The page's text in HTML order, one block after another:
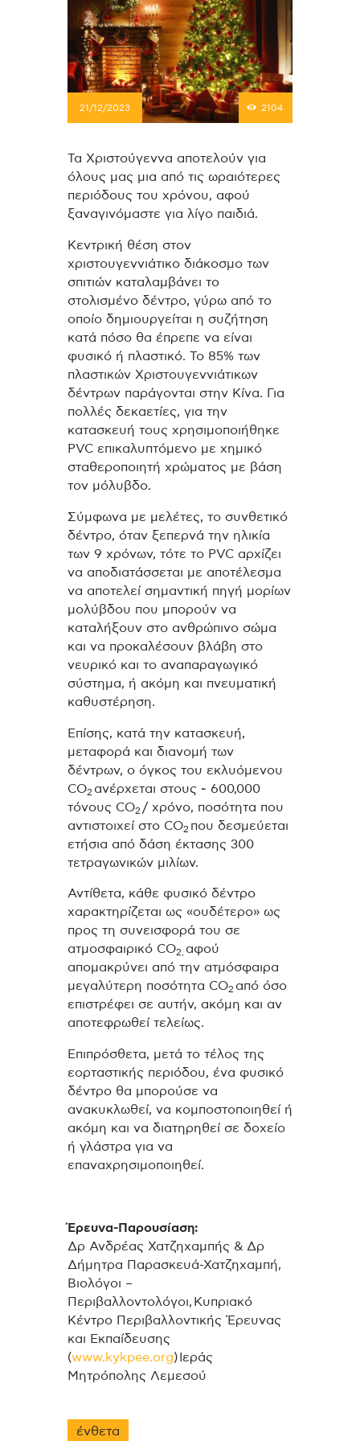
21/12/2023 2104
Τα Χριστούγεννα αποτελούν για
όλους μας μια από τις ωραιότερες
περιόδους του χρόνου, αφού
ξαναγινόμαστε για λίγο παιδιά.
Κεντρική θέση στον
χριστουγεννιάτικο διάκοσμο των
σπιτιών καταλαμβάνει το
στολισμένο δέντρο, γύρω από το
οποίο δημιουργείται η συζήτηση
κατά πόσο θα έπρεπε να είναι
φυσικό ή πλαστικό. Το 85% των
πλαστικών Χριστουγεννιάτικων
δέντρων παράγονται στην Κίνα. Για
πολλές δεκαετίες, για την
κατασκευή τους χρησιμοποιήθηκε
PVC επικαλυπτόμενο με χημικό
σταθεροποιητή χρώματος με βάση
τον μόλυβδο.
Σύμφωνα με μελέτες, το συνθετικό
δέντρο, όταν ξεπερνά την ηλικία
των 9 χρόνων, τότε το PVC αρχίζει
να αποδιατάσσεται με αποτέλεσμα
να αποτελεί σημαντική πηγή μορίων
μολύβδου που μπορούν να
καταλήξουν στο ανθρώπινο σώμα
και να προκαλέσουν βλάβη στο
νευρικό και το αναπαραγωγικό
σύστημα, ή ακόμη και πνευματική
καθυστέρηση.
Επίσης, κατά την κατασκευή,
μεταφορά και διανομή των
δέντρων, ο όγκος του εκλυόμενου
CO2 ανέρχεται στους ~ 600,000
τόνους CO2 / χρόνο, ποσότητα που
αντιστοιχεί στο CO2 που δεσμεύεται
ετήσια από δάση έκτασης 300
τετραγωνικών μιλίων.
Αντίθετα, κάθε φυσικό δέντρο
χαρακτηρίζεται ως «ουδέτερο» ως
προς τη συνεισφορά του σε
ατμοσφαιρικό CO2, αφού
απομακρύνει από την ατμόσφαιρα
μεγαλύτερη ποσότητα CO2 από όσο
επιστρέφει σε αυτήν, ακόμη και αν
αποτεφρωθεί τελείως.
Επιπρόσθετα, μετά το τέλος της
εορταστικής περιόδου, ένα φυσικό
δέντρο θα μπορούσε να
ανακυκλωθεί, να κομποστοποιηθεί ή
ακόμη και να διατηρηθεί σε δοχείο
ή γλάστρα για να
επαναχρησιμοποιηθεί.
Έρευνα-Παρουσίαση:
Δρ Ανδρέας Χατζηχαμπής & Δρ
Δήμητρα Παρασκευά-Χατζηχαμπή,
Βιολόγοι –
Περιβαλλοντολόγοι, Κυπριακό
Κέντρο Περιβαλλοντικής Έρευνας
και Εκπαίδευσης
(www.kykpee.org) Ιεράς
Μητρόπολης Λεμεσού
ένθετα